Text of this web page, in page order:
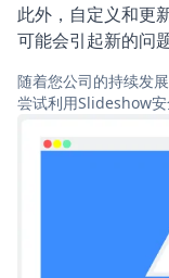
此外，自定义和更
可能会引起新的问
随着您公司的持续发
尝试利用Slideshow安